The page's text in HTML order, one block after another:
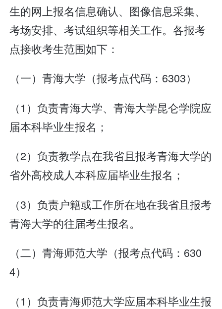
生的网上报名信息确认、图像信息采集、
考场安排、考试组织等相关工作。各报考
点接收考生范围如下：
（一）青海大学（报考点代码：6303）
（1）负责青海大学、青海大学昆仑学院应
届本科毕业生报名；
（2）负责教学点在我省且报考青海大学的
省外高校成人本科应届毕业生报名；
（3）负责户籍或工作所在地在我省且报考
青海大学的往届考生报名。
（二）青海师范大学（报考点代码：630
4）
（1）负责青海师范大学应届本科毕业生报